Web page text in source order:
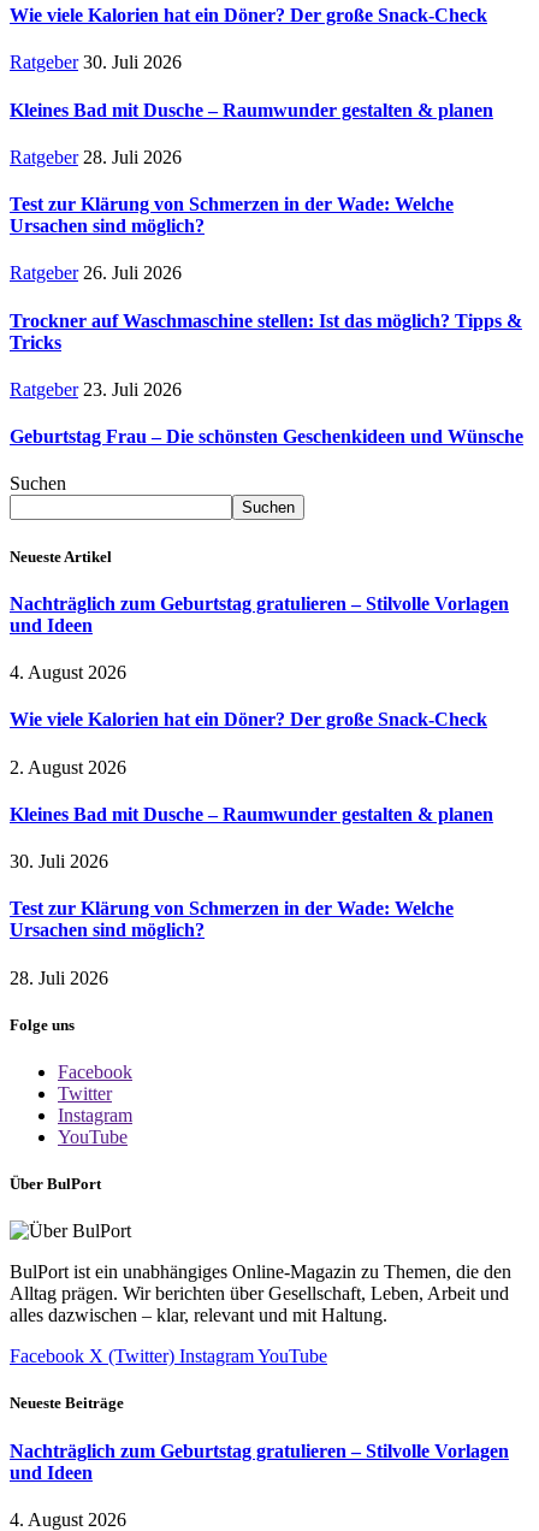
Wie viele Kalorien hat ein Döner? Der große Snack-Check
Ratgeber 30. Juli 2026
Kleines Bad mit Dusche – Raumwunder gestalten & planen
Ratgeber 28. Juli 2026
Test zur Klärung von Schmerzen in der Wade: Welche
Ursachen sind möglich?
Ratgeber 26. Juli 2026
Trockner auf Waschmaschine stellen: Ist das möglich? Tipps &
Tricks
Ratgeber 23. Juli 2026
Geburtstag Frau – Die schönsten Geschenkideen und Wünsche
Suchen
Suchen
Neueste Artikel
Nachträglich zum Geburtstag gratulieren – Stilvolle Vorlagen
und Ideen
4. August 2026
Wie viele Kalorien hat ein Döner? Der große Snack-Check
2. August 2026
Kleines Bad mit Dusche – Raumwunder gestalten & planen
30. Juli 2026
Test zur Klärung von Schmerzen in der Wade: Welche
Ursachen sind möglich?
28. Juli 2026
Folge uns
Facebook
Twitter
Instagram
YouTube
Über BulPort
BulPort ist ein unabhängiges Online-Magazin zu Themen, die den
Alltag prägen. Wir berichten über Gesellschaft, Leben, Arbeit und
alles dazwischen – klar, relevant und mit Haltung.
Facebook X (Twitter) InstagramYouTube
Neueste Beiträge
Nachträglich zum Geburtstag gratulieren – Stilvolle Vorlagen
und Ideen
4. August 2026